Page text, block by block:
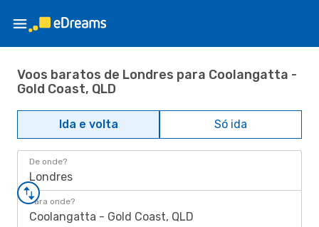
Voos baratos de Londres para Coolangatta -
Gold Coast, QLD
Ida e volta Só ida
De onde?
Londres
Para onde?
Coolangatta - Gold Coast, QLD